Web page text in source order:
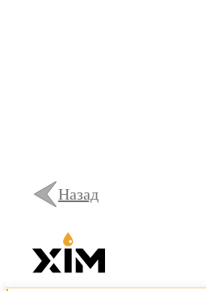
Назад